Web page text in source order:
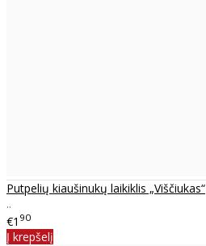
Putpelių kiaušinukų laikiklis „Viščiukas“
..
€1 90
Į krepšelį